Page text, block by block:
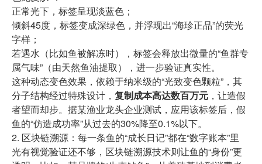
正常光下，标签呈现淡蓝色；
倾斜45度，标签变成深绿色，并浮现出“海珍正品”的荧光
字样；
若遇水（比如鱼被解冻时），标签会释放出微量的“鱼群专
属气味”（由天然鱼油提取），进一步验证真实性。
这种动态变色效果，依赖于纳米级的“光致变色颗粒”，其
分子结构经过特殊设计， 复制成本高达数百万元 ，让造假
者望而却步。据某渔业龙头企业测试，应用该标签后，假
鱼的“仿造成功率”从过去的30%降至0.1%以下。
2. 区块链溯源：每一条鱼的“成长日记”都在“数字账本”里
光有视觉验证还不够，区块链溯源技术则让鱼的“身份”更